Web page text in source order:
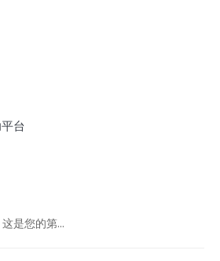
台
是您的第…